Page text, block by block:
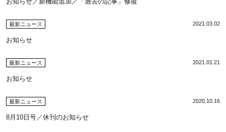
最新ニュース 2021.03.02
お知らせ
最新ニュース 2021.01.21
お知らせ
最新ニュース 2020.10.16
8月10日号／休刊のお知らせ